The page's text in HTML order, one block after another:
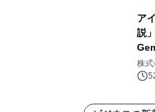
ア
説
比
か
株